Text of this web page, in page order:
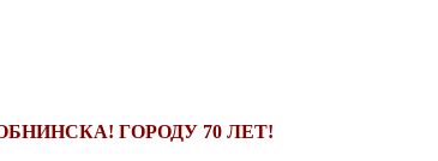
ГОРОДУ 70 ЛЕТ!